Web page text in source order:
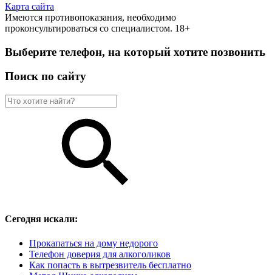
Карта сайта
Имеются противопоказания, необходимо
проконсультироваться со специалистом. 18+
Выберите телефон, на который хотите позвонить
Поиск по сайту
Сегодня искали:
Прокапаться на дому недорого
Телефон доверия для алкоголиков
Как попасть в вытрезвитель бесплатно